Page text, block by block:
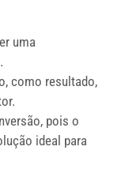
uma
como resultado,
pois o
ideal para